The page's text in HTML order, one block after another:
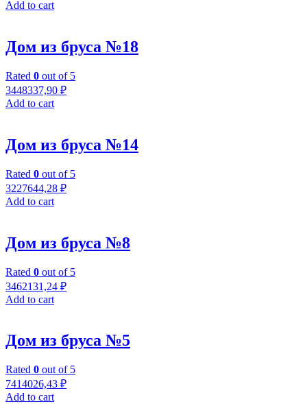
Add to cart
Дом из бруса №18
Rated 0 out of 5
3448337,90 ₽
Add to cart
Дом из бруса №14
Rated 0 out of 5
3227644,28 ₽
Add to cart
Дом из бруса №8
Rated 0 out of 5
3462131,24 ₽
Add to cart
Дом из бруса №5
Rated 0 out of 5
7414026,43 ₽
Add to cart